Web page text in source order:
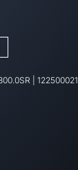
122500021